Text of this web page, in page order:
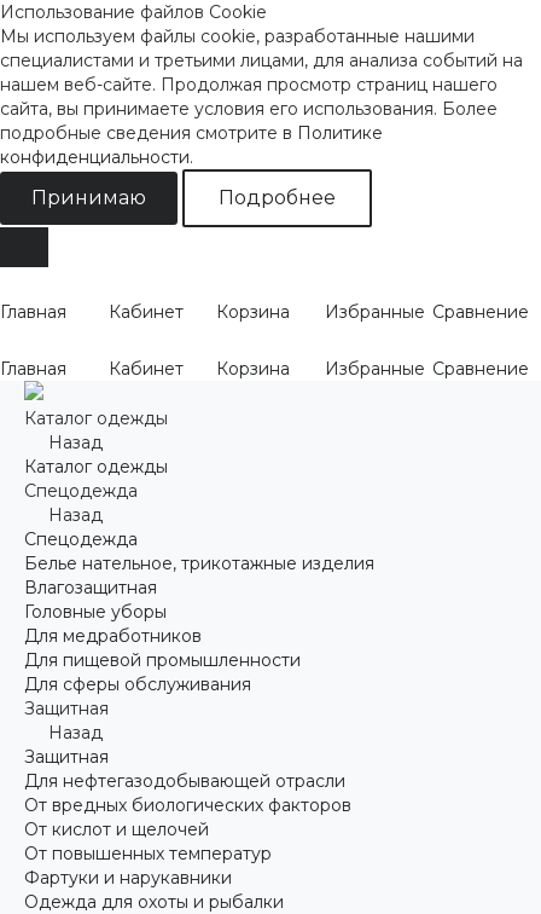
Использование файлов Cookie
Мы используем файлы cookie, разработанные нашими
специалистами и третьими лицами, для анализа событий на
нашем веб-сайте. Продолжая просмотр страниц нашего
сайта, вы принимаете условия его использования. Более
подробные сведения смотрите в Политике
конфиденциальности.
Принимаю Подробнее
Главная Кабинет Корзина Избранные Сравнение
Главная Кабинет Корзина Избранные Сравнение
Каталог одежды
Назад
Каталог одежды
Спецодежда
Назад
Спецодежда
Белье нательное, трикотажные изделия
Влагозащитная
Головные уборы
Для медработников
Для пищевой промышленности
Для сферы обслуживания
Защитная
Назад
Защитная
Для нефтегазодобывающей отрасли
От вредных биологических факторов
От кислот и щелочей
От повышенных температур
Фартуки и нарукавники
Одежда для охоты и рыбалки